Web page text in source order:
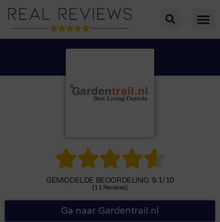

GEMIDDELDE BEOORDELING: 9.1/10
(11 Reviews)
Ga naar Gardentrail.nl